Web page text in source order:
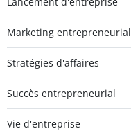
Marketing entrepreneurial
Stratégies d'affaires
Succès entrepreneurial
Vie d'entreprise